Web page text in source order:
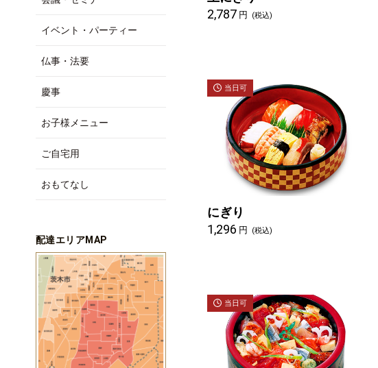
イベント・パーティー
仏事・法要
慶事
お子様メニュー
ご自宅用
おもてなし
配達エリアMAP
2,787 円 (税込)
当日可
にぎり
1,296 円 (税込)
当日可